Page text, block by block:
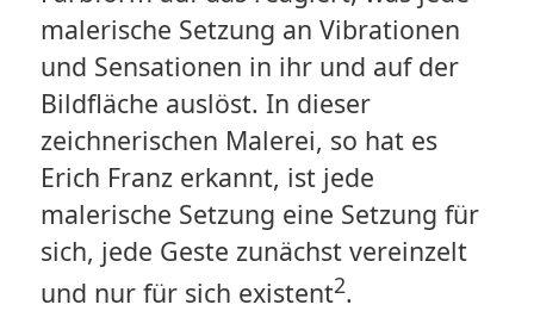
malerische Setzung an Vibrationen
und Sensationen in ihr und auf der
Bildfläche auslöst. In dieser
zeichnerischen Malerei, so hat es
Erich Franz erkannt, ist jede
malerische Setzung eine Setzung für
sich, jede Geste zunächst vereinzelt
und nur für sich existent2.